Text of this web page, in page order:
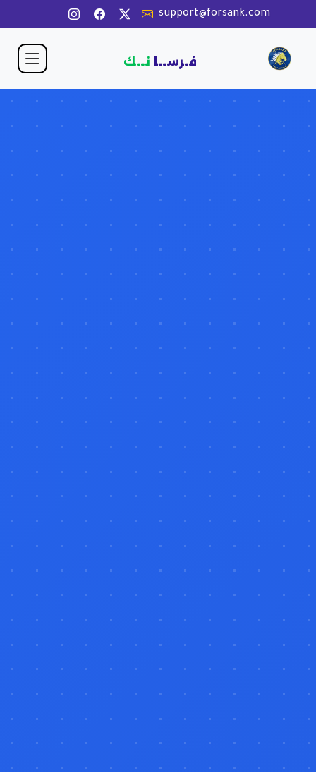
support@forsank.com
فـرســا نــك